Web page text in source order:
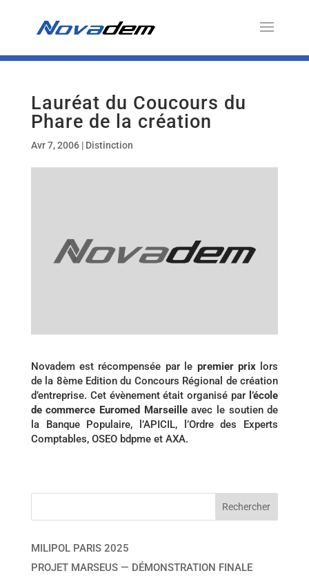
Lauréat du Coucours du
Phare de la création
Avr 7, 2006| Distinction
Novadem est récompensée par le premier prixlors
de la 8ème Edition du Concours Régional de création
d’entreprise. Cet évènement était organisé par l’école
de commerce Euromed Marseilleavec le soutien de
la Banque Populaire, l’APICIL, l’Ordre des Experts
Comptables, OSEO bdpme et AXA.
MILIPOL PARIS 2025
PROJET MARSEUS — DÉMONSTRATION FINALE